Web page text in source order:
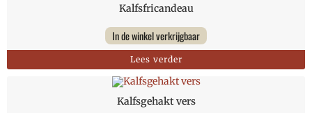
Kalfsfricandeau
In de winkel verkrijgbaar
Lees verder
Kalfsgehakt vers